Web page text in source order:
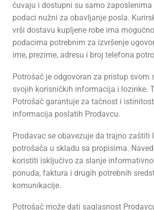
čuvaju i dostupni su samo
podaci nužni za obavljanje posla.
vrši dostavu kupljene robe ima
podacima potrebnim za izvršenje
ime, prezime, adresu i broj telefona
Potrošač je odgovoran za pristup svom
svojih korisničkih informacija i lozinke.
Potrošač garantuje za tačnost i
informacija poslatih Prodavcu.
Prodavac se obavezuje da trajno zaštiti
potrošača u skladu sa propisima.
koristiti isključivo za slanje
ponuda, faktura i drugih potrebnih
komunikacije.
Potrošač može dati saglasnost